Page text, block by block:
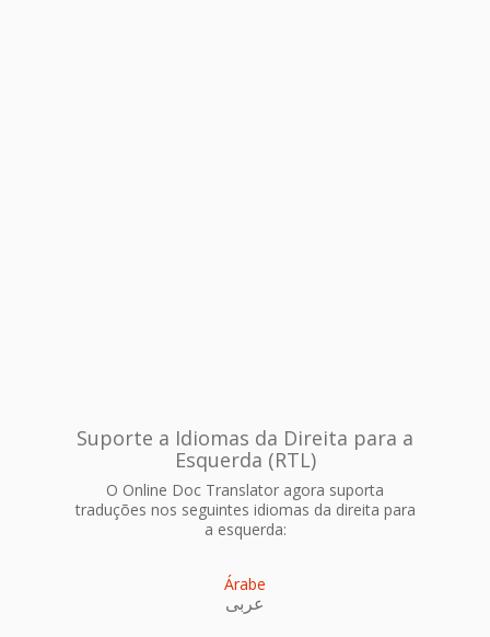
Suporte a Idiomas da Direita para a
Esquerda (RTL)
O Online Doc Translator agora suporta
traduções nos seguintes idiomas da direita para
a esquerda:
Árabe
عربى